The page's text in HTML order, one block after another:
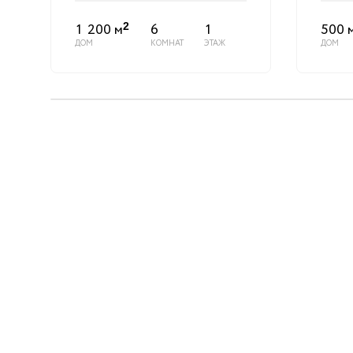
1 200 м2
ДОМ
6
КОМНАТ
1
ЭТАЖ
500
ДОМ